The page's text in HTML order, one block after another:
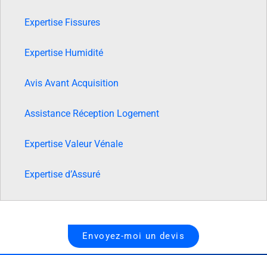
Expertise Fissures
Expertise Humidité
Avis Avant Acquisition
Assistance Réception Logement
Expertise Valeur Vénale
Expertise d’Assuré
Envoyez-moi un devis